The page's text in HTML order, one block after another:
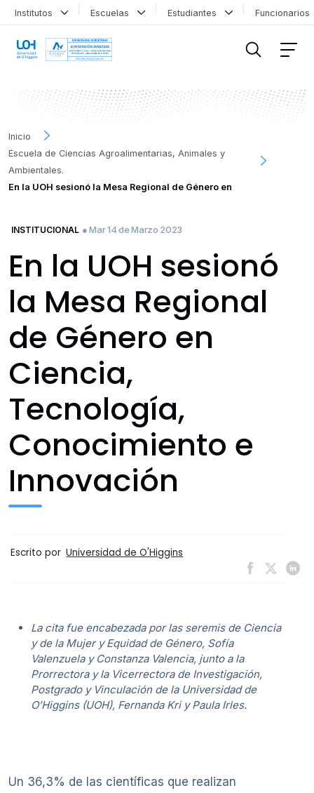
Institutos Escuelas Estudiantes
Inicio
Escuela de Ciencias Agroalimentarias, Animales y
Ambientales.
En la UOH sesionó la Mesa Regional de Género en
INSTITUCIONAL ● Mar 14 de Marzo 2023
En la UOH sesionó
la Mesa Regional
de Género en
Ciencia,
Tecnología,
Conocimiento e
Innovación
Escrito por Universidad de O'Higgins
La cita fue encabezada por las seremis de Ciencia
y de la Mujer y Equidad de Género, Sofía
Valenzuela y Constanza Valencia, junto a la
Prorrectora y la Vicerrectora de Investigación,
Postgrado y Vinculación de la Universidad de
O’Higgins (UOH), Fernanda Kri y Paula Irles.
Un 36,3% de las científicas que realizan